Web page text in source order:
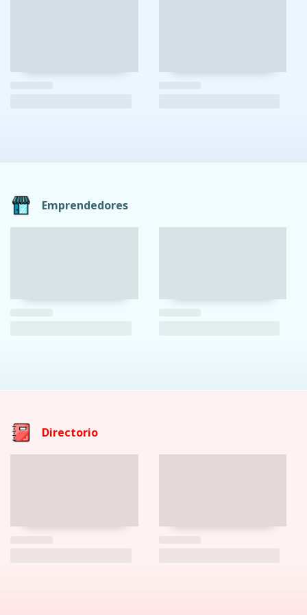
Emprendedores
Directorio